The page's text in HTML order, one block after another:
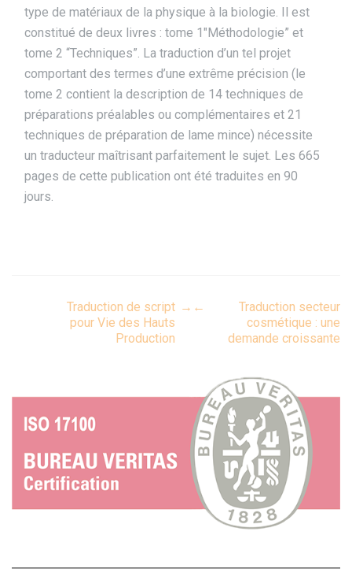
type de matériaux de la physique à la biologie. Il est
constitué de deux livres : tome 1″Méthodologie” et
tome 2 “Techniques”. La traduction d’un tel projet
comportant des termes d’une extrême précision (le
tome 2 contient la description de 14 techniques de
préparations préalables ou complémentaires et 21
techniques de préparation de lame mince) nécessite
un traducteur maîtrisant parfaitement le sujet. Les 665
pages de cette publication ont été traduites en 90
jours.
Post
navigation
←
Traduction secteur
cosmétique : une
demande croissante
Traduction de script
pour Vie des Hauts
Production
→